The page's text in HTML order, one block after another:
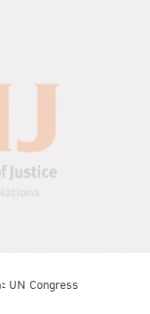
UN Congress